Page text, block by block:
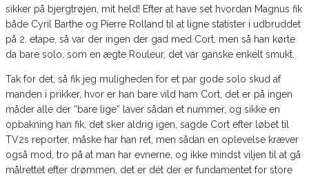
sikker på bjergtrøjen, mit held! Efter at have set hvordan Magnus fik
både Cyril Barthe og Pierre Rolland til at ligne statister i udbruddet
på 2. etape, så var der ingen der gad med Cort, men så han kørte
da bare solo, som en ægte Rouleur, det var ganske enkelt smukt.
Tak for det, så fik jeg muligheden for et par gode solo skud af
manden i prikker, hvor er han bare vild ham Cort, det er på ingen
måder alle der “bare lige” laver sådan et nummer, og sikke en
opbakning han fik, det sker aldrig igen, sagde Cort efter løbet til
TV2s reporter, måske har han ret, men sådan en oplevelse kræver
også mod, tro på at man har evnerne, og ikke mindst viljen til at gå
målrettet efter drømmen, det er dét der er fundamentet for store